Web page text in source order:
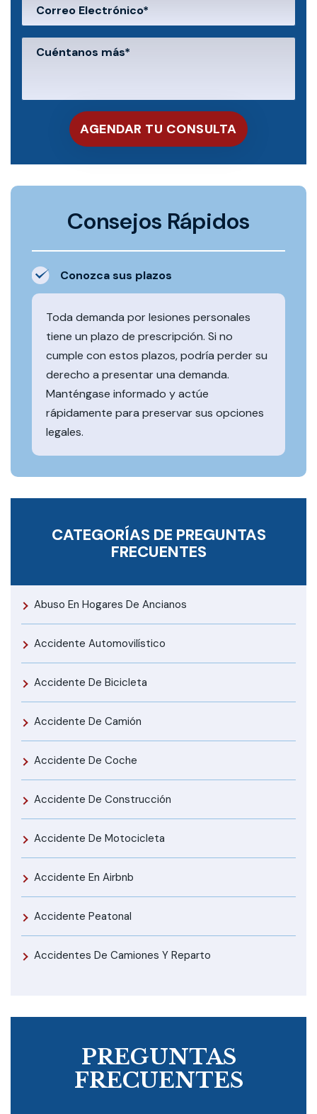
Consejos Rápidos
Conozca sus plazos
Toda demanda por lesiones personales
tiene un plazo de prescripción. Si no
cumple con estos plazos, podría perder su
derecho a presentar una demanda.
Manténgase informado y actúe
rápidamente para preservar sus opciones
legales.
CATEGORÍAS DE PREGUNTAS
FRECUENTES
Abuso En Hogares De Ancianos
Accidente Automovilístico
Accidente De Bicicleta
Accidente De Camión
Accidente De Coche
Accidente De Construcción
Accidente De Motocicleta
Accidente En Airbnb
Accidente Peatonal
Accidentes De Camiones Y Reparto
PREGUNTAS
FRECUENTES